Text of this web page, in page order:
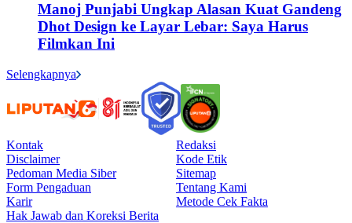
Manoj Punjabi Ungkap Alasan Kuat Gandeng
Dhot Design ke Layar Lebar: Saya Harus
Filmkan Ini
Selengkapnya
Kontak
Redaksi
Disclaimer
Kode Etik
Pedoman Media Siber
Sitemap
Form Pengaduan
Tentang Kami
Karir
Metode Cek Fakta
Hak Jawab dan Koreksi Berita